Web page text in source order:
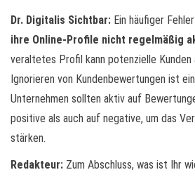
Dr. Digitalis Sichtbar: Ein häufiger
ihre Online-Profile nicht regelmäßig
veraltetes Profil kann potenzielle Kunden
Ignorieren von Kundenbewertungen ist
Unternehmen sollten aktiv auf
positive als auch auf negative, um das
stärken.
Redakteur: Zum Abschluss, was ist Ihr